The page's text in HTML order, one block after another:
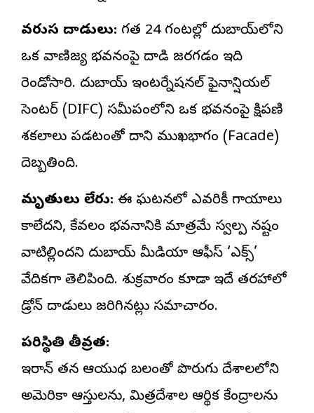
వరుస దాడులు: గత 24 గంటల్లో దుబాయ్‌లోని
ఒక వాణిజ్య భవనంపై దాడి జరగడం ఇది
రెండోసారి. దుబాయ్ ఇంటర్నేషనల్ ఫైనాన్షియల్
సెంటర్ (DIFC) సమీపంలోని ఒక భవనంపై క్షిపణి
శకలాలు పడటంతో దాని ముఖభాగం (Facade)
దెబ్బతింది.
మృతులు లేరు: ఈ ఘటనలో ఎవరికీ గాయాలు
కాలేదని, కేవలం భవనానికి మాత్రమే స్వల్ప నష్టం
వాటిల్లిందని దుబాయ్ మీడియా ఆఫీస్ ‘ఎక్స్’
వేదికగా తెలిపింది. శుక్రవారం కూడా ఇదే తరహాలో
డ్రోన్ దాడులు జరిగినట్లు సమాచారం.
పరిస్థితి తీవ్రత:
ఇరాన్ తన ఆయుధ బలంతో పొరుగు దేశాలలోని
అమెరికా ఆస్తులను, మిత్రదేశాల ఆర్థిక కేంద్రాలను